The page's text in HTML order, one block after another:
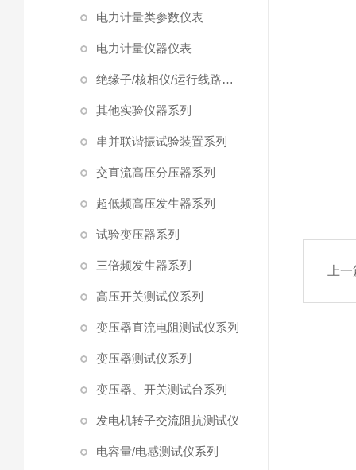
电力计量类参数仪表
电力计量仪器仪表
绝缘子/核相仪/运行线路试验仪器
其他实验仪器系列
串并联谐振试验装置系列
交直流高压分压器系列
超低频高压发生器系列
试验变压器系列
三倍频发生器系列
高压开关测试仪系列
变压器直流电阻测试仪系列
变压器测试仪系列
变压器、开关测试台系列
发电机转子交流阻抗测试仪
电容量/电感测试仪系列
上